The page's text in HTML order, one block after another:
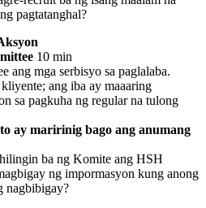
pagtatanghal?
10 min
ang mga serbisyo sa paglalaba.
ang iba ay maaaring
sa pagkuha ng regular na tulong
ay maririnig bago ang anumang
ba ng Komite ang HSH
ng impormasyon kung anong
nagbibigay?